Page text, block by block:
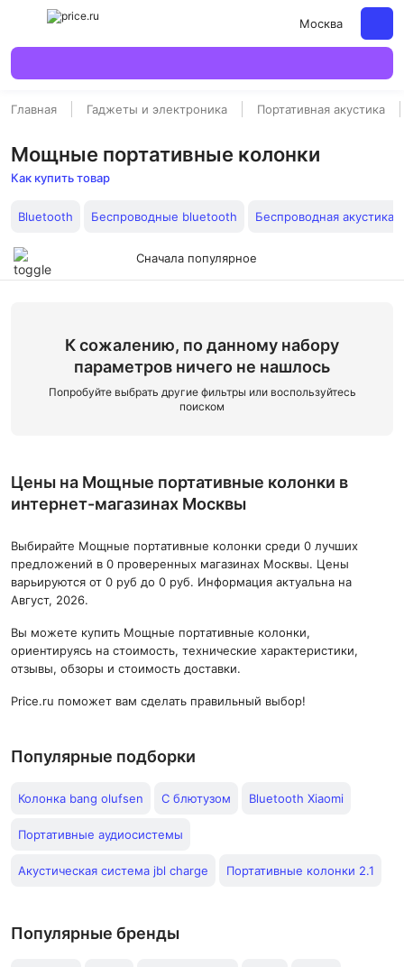
Москва
Главная Гаджеты и электроника Портативная акустика
Мощные портативные колонки
Как купить товар
Bluetooth Беспроводные bluetooth Беспроводная акустика
Сначала популярное
К сожалению, по данному набору
параметров ничего не нашлось
Попробуйте выбрать другие фильтры или воспользуйтесь
поиском
Цены на Мощные портативные колонки в
интернет-магазинах Москвы
Выбирайте Мощные портативные колонки среди 0 лучших
предложений в 0 проверенных магазинах Москвы. Цены
варьируются от 0 руб до 0 руб. Информация актуальна на
Август, 2026.
Вы можете купить Мощные портативные колонки,
ориентируясь на стоимость, технические характеристики,
отзывы, обзоры и стоимость доставки.
Price.ru поможет вам сделать правильный выбор!
Популярные подборки
Колонка bang olufsen С блютузом Bluetooth Xiaomi
Портативные аудиосистемы
Акустическая система jbl charge Портативные колонки 2.1
Популярные бренды